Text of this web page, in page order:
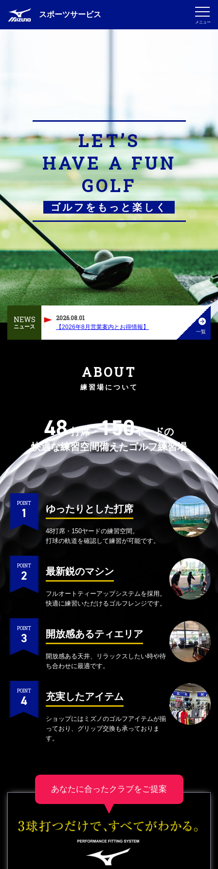
スポーツサービス
メニュー
LET’S
HAVE A FUN
GOLF
ゴルフをもっと楽しく
NEWS
ニュース
2026.08.01
【2026年8月営業案内とお得情報】
一覧
ABOUT
練習場について
48打席・150ヤードの
快適な練習空間備えたゴルフ練習場
POINT
1 ゆったりとした打席
48打席・150ヤードの練習空間。
打球の軌道を確認して練習が可能です。
POINT
2 最新鋭のマシン
フルオートティーアップシステムを採用。
快適に練習いただけるゴルフレンジです。
POINT
3 開放感あるティエリア
開放感ある天井、リラックスしたい時や待
ち合わせに最適です。
POINT
4 充実したアイテム
ショップにはミズノのゴルフアイテムが揃
っており、グリップ交換も承っておりま
す。
あなたに合ったクラブをご提案